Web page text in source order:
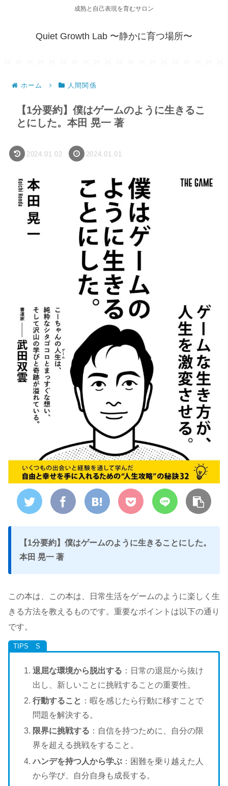
成熟と自己表現を育むサロン
Quiet Growth Lab 〜静かに育つ場所〜
ホーム 人間関係
【1分要約】僕はゲームのように生きるこ
とにした。本田 晃一 著
2024.01.02 2024.01.01
【1分要約】僕はゲームのように生きることにした。
本田 晃一 著
この本は、この本は、日常生活をゲームのように楽しく生
きる方法を教えるものです。重要なポイントは以下の通り
です。
退屈な環境から脱出する ：日常の退屈から抜け
出し、新しいことに挑戦することの重要性。
行動すること ：暇を感じたら行動に移すことで
問題を解決する。
限界に挑戦する ：自信を持つために、自分の限
界を超える挑戦をすること。
ハンデを持つ人から学ぶ ：困難を乗り越えた人
から学び、自分自身も成長する。